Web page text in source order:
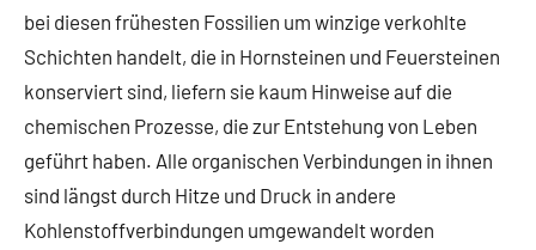
bei diesen frühesten Fossilien um winzige verkohlte
Schichten handelt, die in Hornsteinen und Feuersteinen
konserviert sind, liefern sie kaum Hinweise auf die
chemischen Prozesse, die zur Entstehung von Leben
geführt haben. Alle organischen Verbindungen in ihnen
sind längst durch Hitze und Druck in andere
Kohlenstoffverbindungen umgewandelt worden